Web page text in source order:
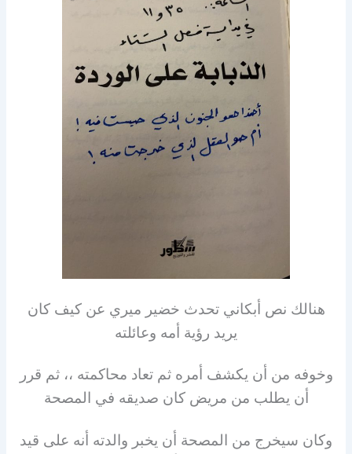
هنالك نص أبكاني تحدث خضير ميري عن كيف كان
يريد رؤية أمه وعائلته
وخوفه من أن يكشف أمره ثم تعاد محاكمته ،، ثم قرر
أن يطلب من مريض كان صديقه في المصحة
وكان سيخرج من المصحة أن يخبر والدته أنه على قيد